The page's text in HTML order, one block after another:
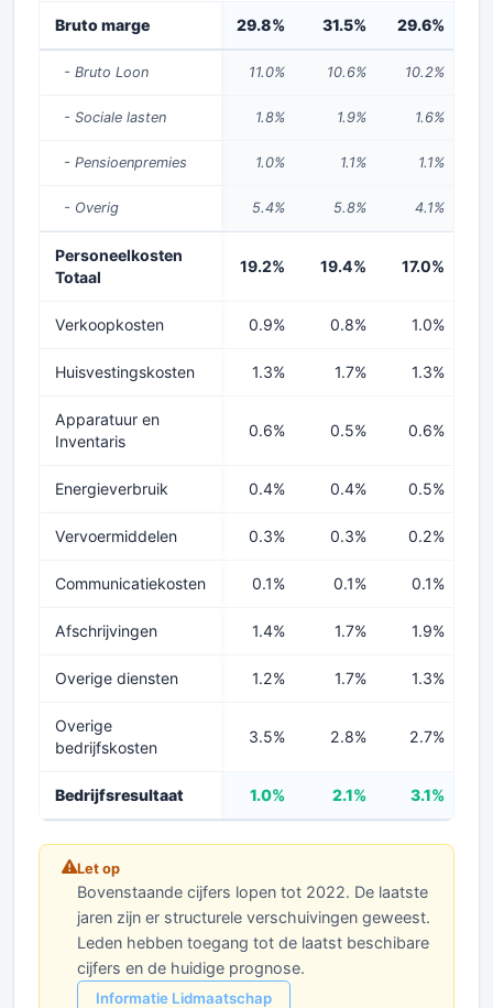
Bruto marge 29.8% 31.5% 29.6%
- Bruto Loon 11.0% 10.6% 10.2%
- Sociale lasten 1.8% 1.9% 1.6%
- Pensioenpremies 1.0% 1.1% 1.1%
- Overig 5.4% 5.8% 4.1%
Personeelkosten
Totaal
19.2% 19.4% 17.0%
Verkoopkosten 0.9% 0.8% 1.0%
Huisvestingskosten 1.3% 1.7% 1.3%
Apparatuur en
Inventaris
0.6% 0.5% 0.6%
Energieverbruik 0.4% 0.4% 0.5%
Vervoermiddelen 0.3% 0.3% 0.2%
Communicatiekosten 0.1% 0.1% 0.1%
Afschrijvingen 1.4% 1.7% 1.9%
Overige diensten 1.2% 1.7% 1.3%
Overige
bedrijfskosten
3.5% 2.8% 2.7%
Bedrijfsresultaat 1.0% 2.1% 3.1%
Let op
Bovenstaande cijfers lopen tot 2022. De laatste
jaren zijn er structurele verschuivingen geweest.
Leden hebben toegang tot de laatst beschibare
cijfers en de huidige prognose.
Informatie Lidmaatschap